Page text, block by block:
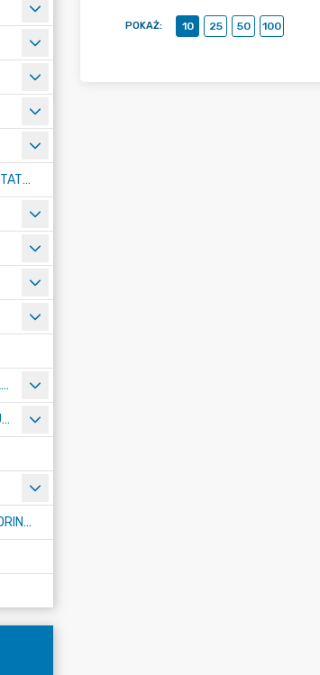
PODSTAWOWA KWOTA DOTACJI I STATYSTYCZNA LICZBA UCZNIÓW
MŁODZIEŻOWA RADA GMINY W PUŁTUSKU
GMINNA RADA SENIORÓW W PUŁTUSKU
WYKAZ MIEJSC OBJĘTYCH MONITORINGIEM
POKAŻ: 10 25 50 100